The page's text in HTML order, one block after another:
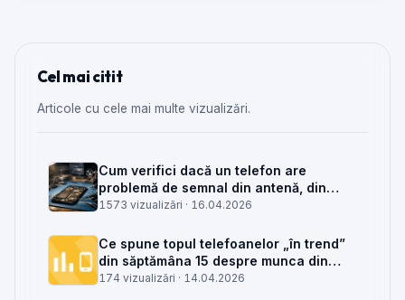
Cel mai citit
Articole cu cele mai multe vizualizări.
Cum verifici dacă un telefon are
problemă de semnal din antenă, din
placa de bază sau din rețea
1573 vizualizări · 16.04.2026
Ce spune topul telefoanelor „în trend”
din săptămâna 15 despre munca din
service GSM
174 vizualizări · 14.04.2026